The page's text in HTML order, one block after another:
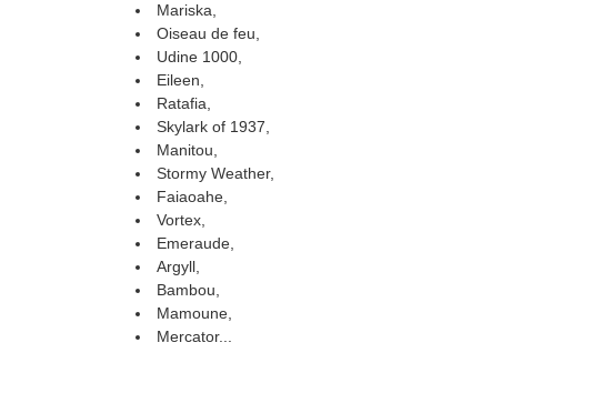
Mariska,
Oiseau de feu,
Udine 1000,
Eileen,
Ratafia,
Skylark of 1937,
Manitou,
Stormy Weather,
Faiaoahe,
Vortex,
Emeraude,
Argyll,
Bambou,
Mamoune,
Mercator...